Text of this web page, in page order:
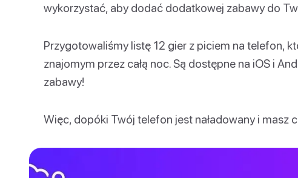
wykorzystać, aby dodać dodatkowej zabawy do
Przygotowaliśmy listę 12 gier z piciem na telefon,
znajomym przez całą noc. Są dostępne na iOS i
zabawy!
Więc, dopóki Twój telefon jest naładowany i masz